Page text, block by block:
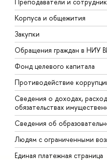
Корпуса и общежития
Закупки
Обращения граждан в НИУ
Фонд целевого капитала
Противодействие
Сведения о доходах,
обязательствах
Сведения об
Людям с ограниченными
Единая платежная страница